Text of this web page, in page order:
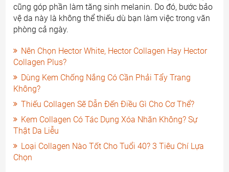
cũng góp phần làm tăng sinh melanin. Do đó, bước bảo
vệ da này là không thể thiếu dù bạn làm việc trong văn
phòng cả ngày.
Nên Chọn Hector White, Hector Collagen Hay Hector
Collagen Plus?
Dùng Kem Chống Nắng Có Cần Phải Tẩy Trang
Không?
Thiếu Collagen Sẽ Dẫn Đến Điều Gì Cho Cơ Thể?
Kem Collagen Có Tác Dụng Xóa Nhăn Không? Sự
Thật Da Liễu
Loại Collagen Nào Tốt Cho Tuổi 40? 3 Tiêu Chí Lựa
Chọn